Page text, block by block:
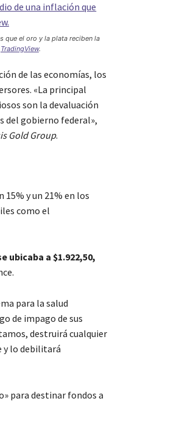
que el oro y la plata reciben la
TradingView.
de las economías, los
«La principal
son la devaluación
del gobierno federal»,
Gold Group.
y un 21% en los
como el
a $1.922,50,
para la salud
de impago de sus
destruirá cualquier
y lo debilitará
para destinar fondos a